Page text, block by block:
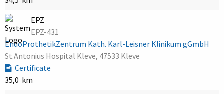
EPZ
EPZ-431
EndoProthetikZentrum Kath. Karl-Leisner Klinikum gGmbH
St.Antonius Hospital Kleve, 47533 Kleve
Certificate
35,0 km